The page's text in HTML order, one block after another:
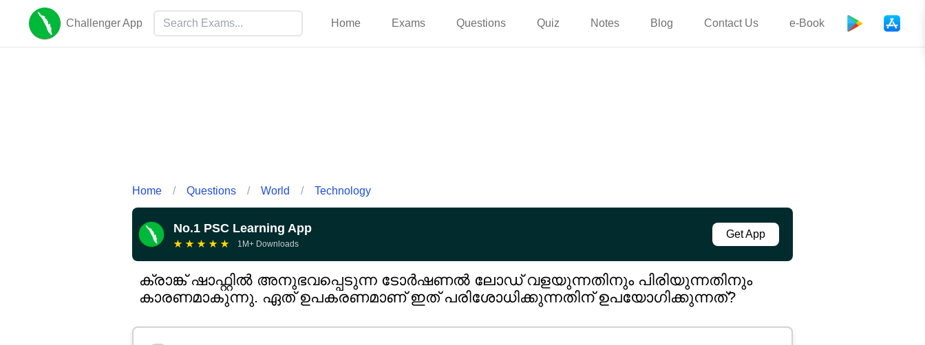
Challenger App Home Exams Questions Quiz Notes Blog Contact Us e-Book
Home / Questions / World / Technology
No.1 PSC Learning App
★ ★ ★ ★ ★ 1M+ Downloads
Get App
ക്രാങ്ക് ഷാഫ്റ്റിൽ അനുഭവപ്പെടുന്ന ടോർഷണൽ ലോഡ് വളയുന്നതിനും പിരിയുന്നതിനും
കാരണമാകുന്നു. ഏത് ഉപകരണമാണ് ഇത് പരിശോധിക്കുന്നതിന് ഉപയോഗിക്കുന്നത്?